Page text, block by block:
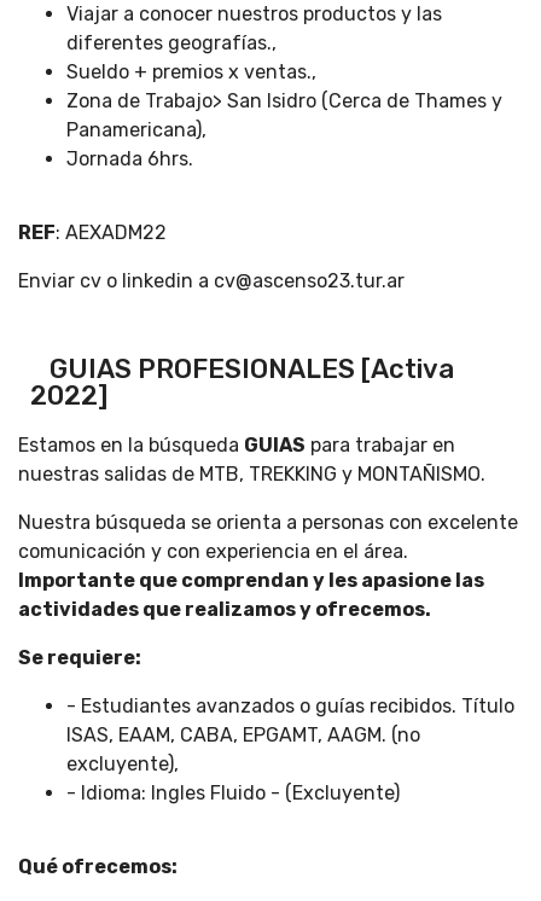
Viajar a conocer nuestros productos y las
diferentes geografías.,
Sueldo + premios x ventas.,
Zona de Trabajo> San Isidro (Cerca de Thames y
Panamericana),
Jornada 6hrs.
REF: AEXADM22
Enviar cv o linkedin a cv@ascenso23.tur.ar
GUIAS PROFESIONALES [Activa
2022]
Estamos en la búsqueda GUIAS para trabajar en
nuestras salidas de MTB, TREKKING y MONTAÑISMO.
Nuestra búsqueda se orienta a personas con excelente
comunicación y con experiencia en el área.
Importante que comprendan y les apasione las
actividades que realizamos y ofrecemos.
Se requiere:
- Estudiantes avanzados o guías recibidos. Título
ISAS, EAAM, CABA, EPGAMT, AAGM. (no
excluyente),
- Idioma: Ingles Fluido - (Excluyente)
Qué ofrecemos: